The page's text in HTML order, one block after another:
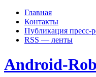
Главная
Контакты
Публикация пресс-
RSS — ленты
Android-